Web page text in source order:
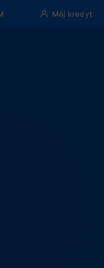
Mój kredyt